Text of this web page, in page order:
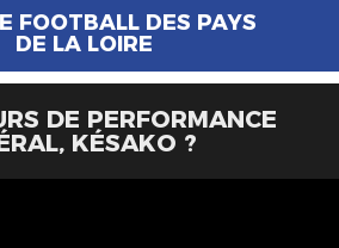
FOOTBALL DES PAYS
DE LA LOIRE
DE PERFORMANCE
KÉSAKO ?